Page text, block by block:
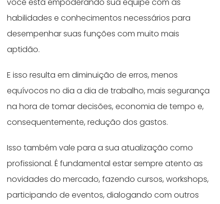
habilidades e conhecimentos necessários para
desempenhar suas funções com muito mais
aptidão.
E isso resulta em diminuição de erros, menos
equívocos no dia a dia de trabalho, mais segurança
na hora de tomar decisões, economia de tempo e,
consequentemente, redução dos gastos.
Isso também vale para a sua atualização como
profissional. É fundamental estar sempre atento as
novidades do mercado, fazendo cursos, workshops,
participando de eventos, dialogando com outros